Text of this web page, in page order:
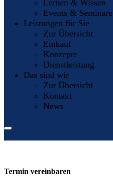
Lernen & Wissen
Events & Seminare
Leistungen für Sie
Zur Übersicht
Einkauf
Konzepte
Dienstleistung
Das sind wir
Zur Übersicht
Kontakt
News
Termin vereinbaren